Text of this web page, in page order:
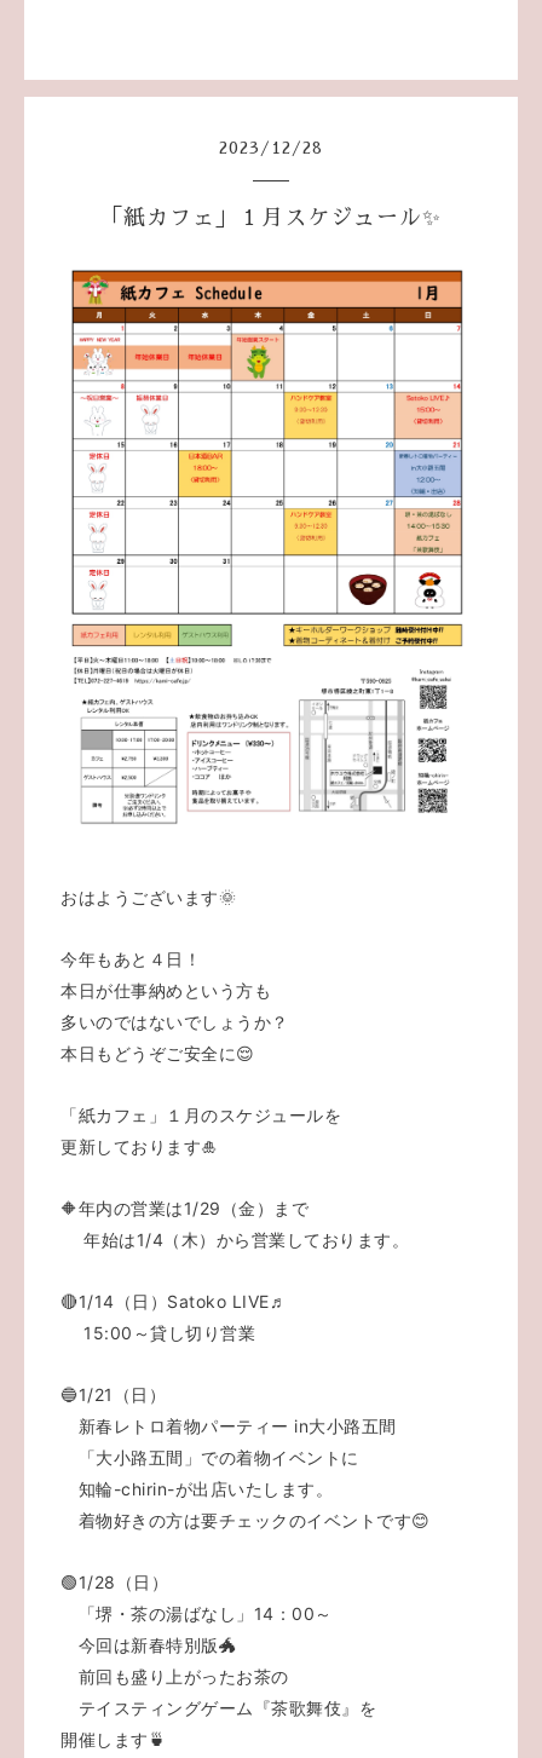
2023 / 12 /28
「紙カフェ」１月スケジュール✨
おはようございます🌞
今年もあと４日！
本日が仕事納めという方も
多いのではないでしょうか？
本日もどうぞご安全に😌
「紙カフェ」１月のスケジュールを
更新しております🎍
🔶年内の営業は1/29（金）まで
年始は1/4（木）から営業しております。
🔴1/14（日）Satoko LIVE♬
15:00～貸し切り営業
🔵1/21（日）
新春レトロ着物パーティー in大小路五間
「大小路五間」での着物イベントに
知輪-chirin-が出店いたします。
着物好きの方は要チェックのイベントです😊
🟢1/28（日）
「堺・茶の湯ばなし」14：00～
今回は新春特別版🐲
前回も盛り上がったお茶の
テイスティングゲーム『茶歌舞伎』を
開催します🍵